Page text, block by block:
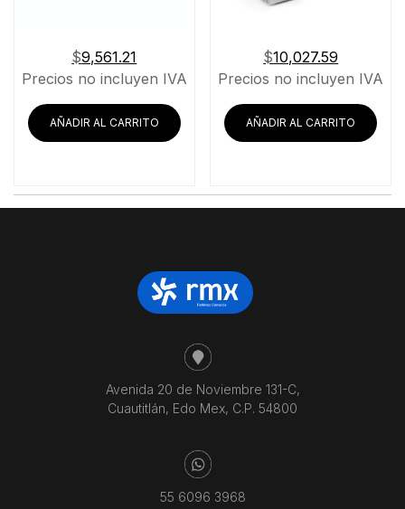
$9,561.21
Precios no incluyen IVA
AÑADIR AL CARRITO
$10,027.59
Precios no incluyen IVA
AÑADIR AL CARRITO
Avenida 20 de Noviembre 131-C,
Cuautitlán, Edo Mex, C.P. 54800
55 6096 3968